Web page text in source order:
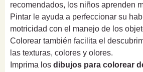
recomendados, los niños aprenden
Pintar le ayuda a perfeccionar su
motricidad con el manejo de los
Colorear también facilita el
las texturas, colores y olores.
Imprima los dibujos para colorear